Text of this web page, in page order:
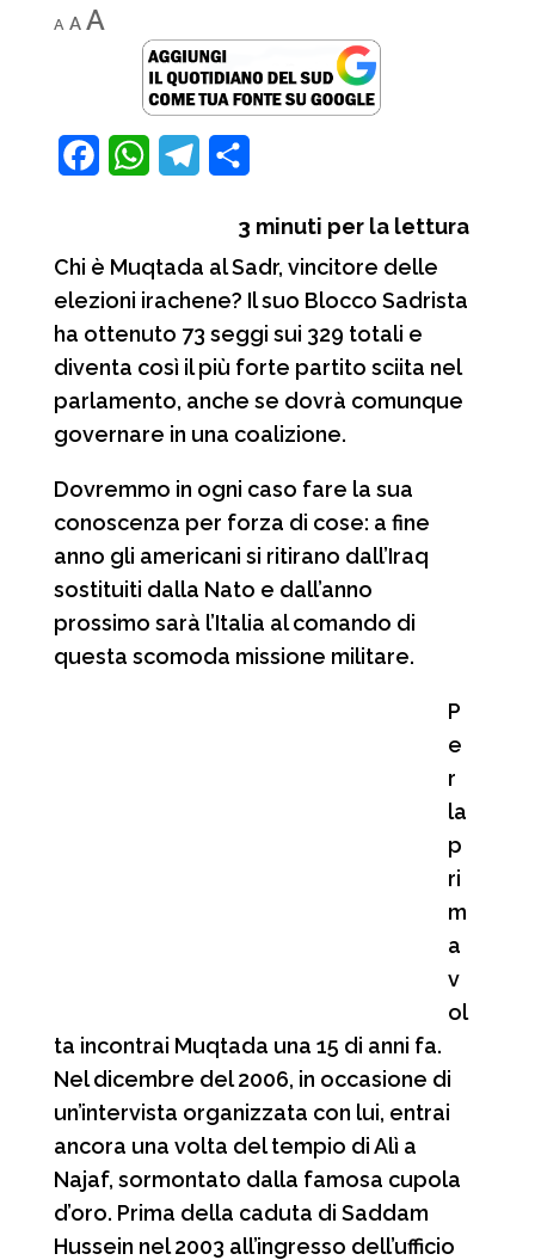
A
Decrease
font
A
Reset
font
AIncrease
font
size.
e
o
k
W
t
p
p
e
a
m
n
d
d
3 minuti per la lettura
Chi è Muqtada al Sadr, vincitore delle
elezioni irachene? Il suo Blocco Sadrista
ha ottenuto 73 seggi sui 329 totali e
diventa così il più forte partito sciita nel
parlamento, anche se dovrà comunque
governare in una coalizione.
Dovremmo in ogni caso fare la sua
conoscenza per forza di cose: a fine
anno gli americani si ritirano dall’Iraq
sostituiti dalla Nato e dall’anno
prossimo sarà l’Italia al comando di
questa scomoda missione militare.
P
e
r
la
p
ri
m
a
v
ol
ta incontrai Muqtada una 15 di anni fa.
Nel dicembre del 2006, in occasione di
un’intervista organizzata con lui, entrai
ancora una volta del tempio di Alì a
Najaf, sormontato dalla famosa cupola
d’oro. Prima della caduta di Saddam
Hussein nel 2003 all’ingresso dell’ufficio